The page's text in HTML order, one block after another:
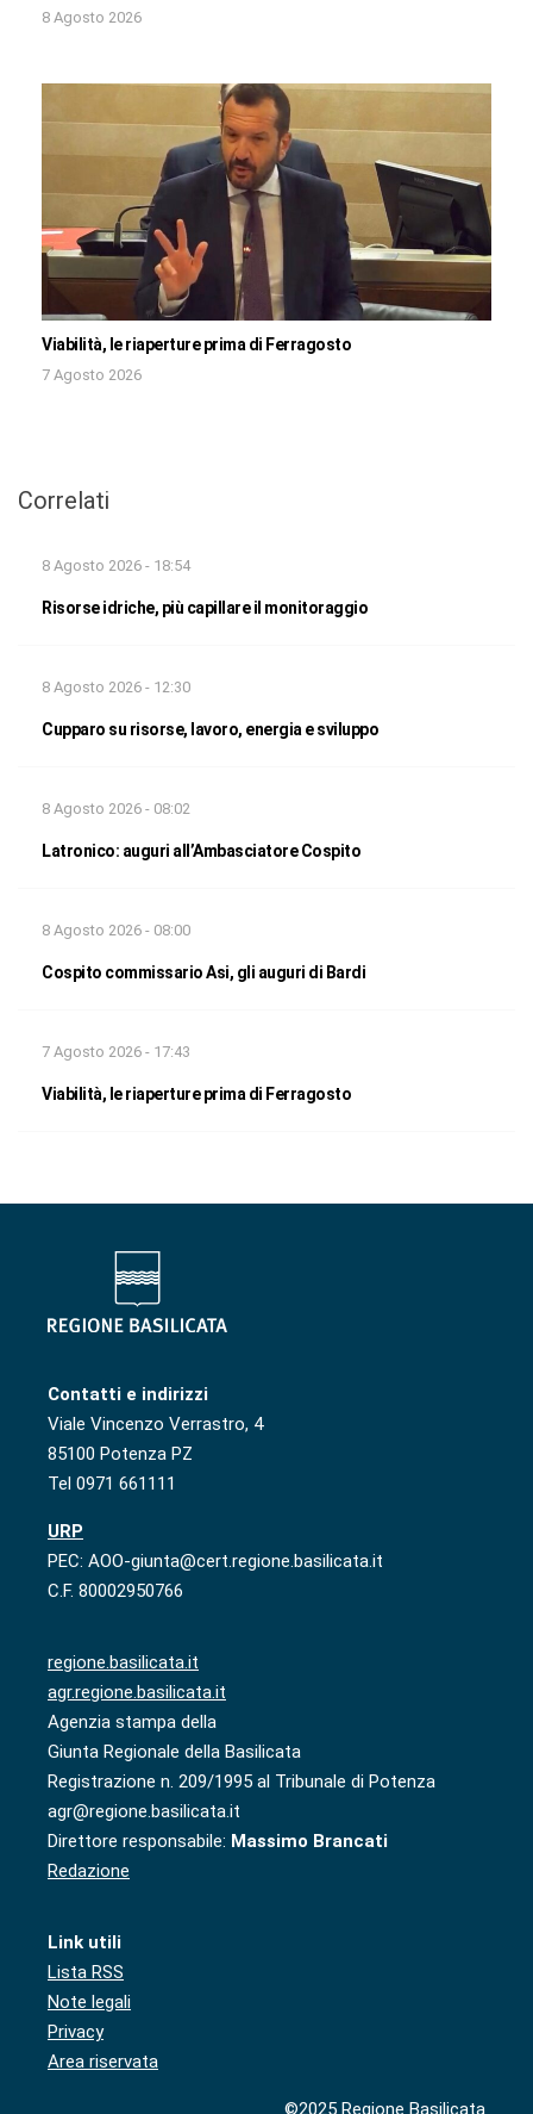
8 Agosto 2026
Viabilità, le riaperture prima di Ferragosto
7 Agosto 2026
Correlati
8 Agosto 2026 - 18:54
Risorse idriche, più capillare il monitoraggio
8 Agosto 2026 - 12:30
Cupparo su risorse, lavoro, energia e sviluppo
8 Agosto 2026 - 08:02
Latronico: auguri all’Ambasciatore Cospito
8 Agosto 2026 - 08:00
Cospito commissario Asi, gli auguri di Bardi
7 Agosto 2026 - 17:43
Viabilità, le riaperture prima di Ferragosto
Contatti e indirizzi
Viale Vincenzo Verrastro, 4
85100 Potenza PZ
Tel 0971 661111
URP
PEC: AOO-giunta@cert.regione.basilicata.it
C.F. 80002950766
regione.basilicata.it
agr.regione.basilicata.it
Agenzia stampa della
Giunta Regionale della Basilicata
Registrazione n. 209/1995 al Tribunale di Potenza
agr@regione.basilicata.it
Direttore responsabile: Massimo Brancati
Redazione
Link utili
Lista RSS
Note legali
Privacy
Area riservata
©2025 Regione Basilicata